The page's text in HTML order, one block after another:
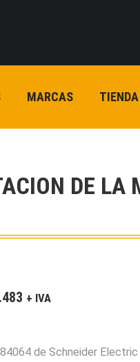
MARCAS TIENDA
DE LA
+ IVA
de Schneider Electric